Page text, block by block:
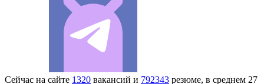
Сейчас на сайте 1320 вакансий и 792343 резюме, в среднем 27